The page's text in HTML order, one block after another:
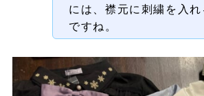
には、襟元に刺繍を入
ですね。